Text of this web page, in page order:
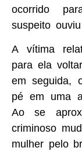
ocorrido
suspeito
A vítima
para ela
em seguida,
pé em uma
Ao se
criminoso
mulher pelo